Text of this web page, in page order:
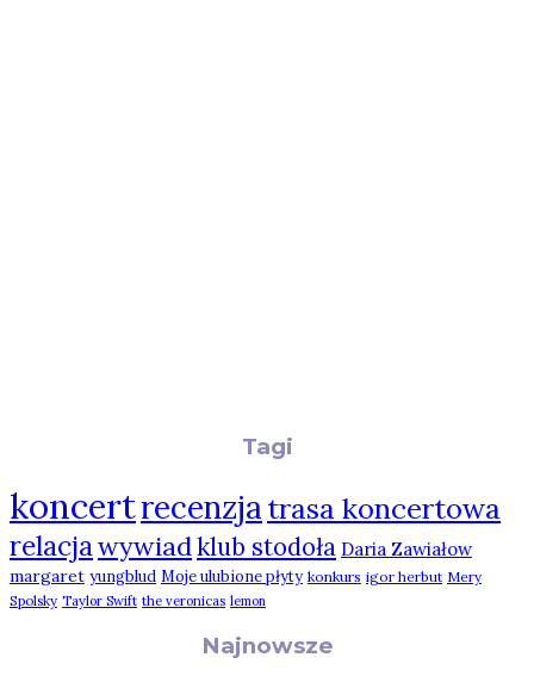
Tagi
koncertrecenzjatrasa koncertowa
relacja wywiadklub stodoła Daria Zawiałow
margaret yungblud Moje ulubione płyty konkurs igor herbut Mery
Spolsky Taylor Swift the veronicas lemon
Najnowsze